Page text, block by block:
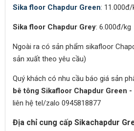
Sika floor Chapdur Green: 11.000đ/
Sika floor Chapdur Grey: 6.000đ/kg
Ngoài ra có sản phẩm sikafloor
sản xuất theo yêu cầu)
Quý khách có nhu cầu báo giá sản
bê tông Sikafloor Chapdur Green
liên hệ tel/zalo 0945818877
Địa chỉ cung cấp Sikachapdur